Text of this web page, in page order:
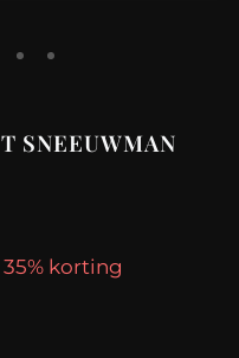
SNEEUWMAN
korting